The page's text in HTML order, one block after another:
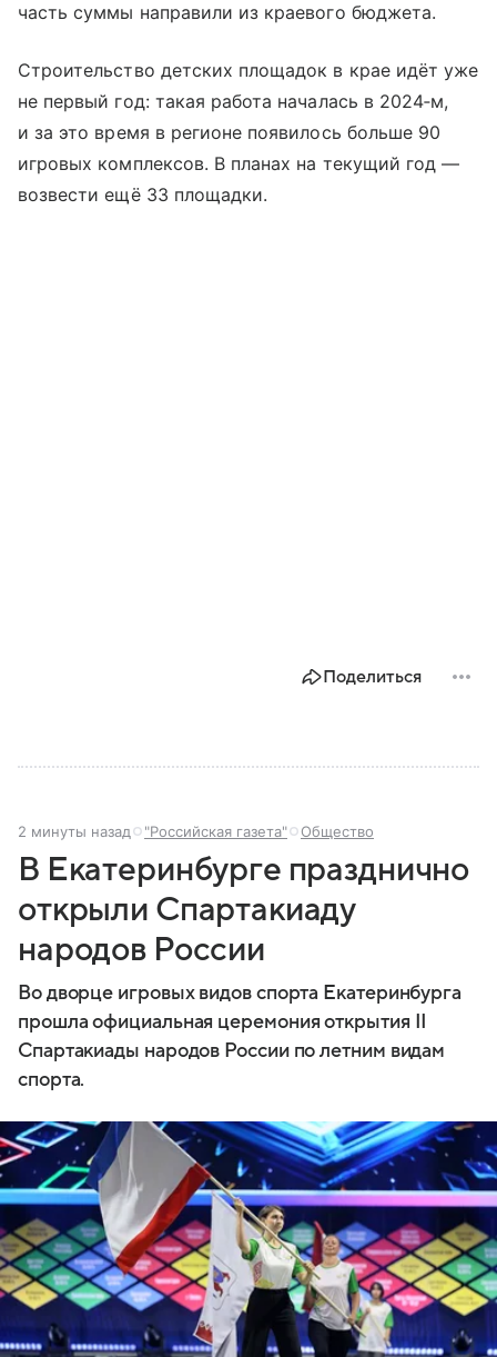
часть суммы направили из краевого бюджета.
Строительство детских площадок в крае идёт уже
не первый год: такая работа началась в 2024‑м,
и за это время в регионе появилось больше 90
игровых комплексов. В планах на текущий год —
возвести ещё 33 площадки.
Поделиться
2 минуты назад "Российская газета" Общество
В Екатеринбурге празднично
открыли Спартакиаду
народов России
Во дворце игровых видов спорта Екатеринбурга
прошла официальная церемония открытия II
Спартакиады народов России по летним видам
спорта.